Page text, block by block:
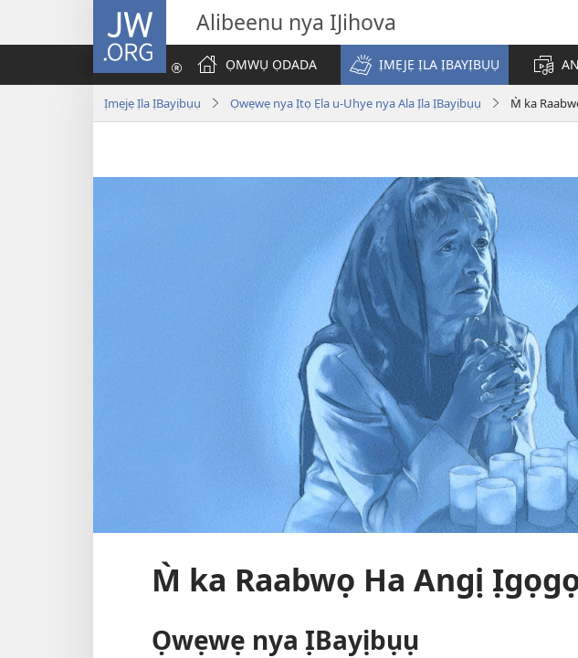
JW.ORG Alibeenu nya IJihova
ỌMWỤ ỌDADA
ỊMẸJẸ ỊLA ỊBAYỊBỤỤ
Ịmẹjẹ Ịla ỊBayịbụụ Ọwẹwẹ nya Ịtọ Ẹla u-Uhye nya Ala Ịla ỊBayịbụụ M̀ ka
M̀ ka Raabwọ Ha Angị
Ọwẹwẹ nya ỊBayịbụụ